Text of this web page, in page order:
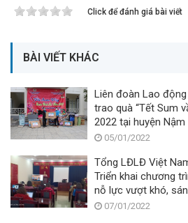
Click để đánh giá bài viết
BÀI VIẾT KHÁC
Liên đoàn Lao
trao quà “Tết Sum
2022 tại huyện Nậm
05/01/2022
Tổng LĐLĐ Việt
Triển khai chương
nỗ lực vượt khó,
thắng đại dịch Covid
07/01/2022